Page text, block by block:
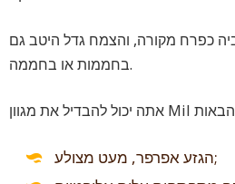
כפרח מקורה, והצמח גדל היטב גם
בחממות או בחממה.
הגזע אפרפר, מעט מצולע;